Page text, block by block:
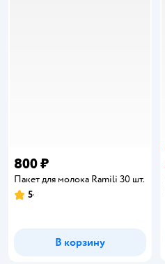
800 ₽
Пакет для молока Ramili 30 шт.
Рейтинг:
5
В корзину